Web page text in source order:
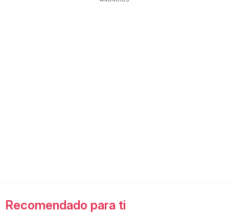
Recomendado para ti